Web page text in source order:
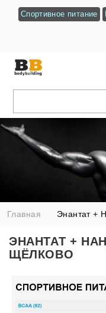
Спортивное питание
Главная Энантат +
ЭНАНТАТ +
ЩЁЛКОВО